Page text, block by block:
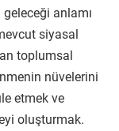
anlamı
siyasal
toplumsal
nüvelerini
etmek ve
oluşturmak.